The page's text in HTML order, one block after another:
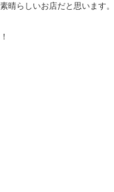
晴らしいお店だと思います。